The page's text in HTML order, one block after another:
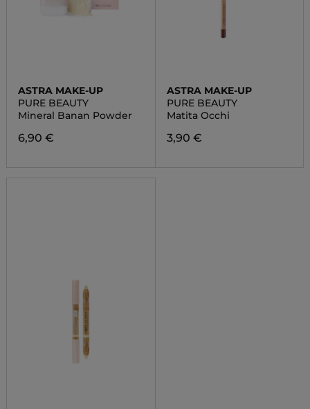
ASTRA MAKE-UP
PURE BEAUTY
Mineral Banan Powder
6,90 €
ASTRA MAKE-UP
PURE BEAUTY
Matita Occhi
3,90 €